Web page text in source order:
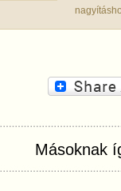
Másoknak